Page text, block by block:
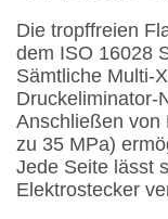
Die tropffreien
dem ISO 16028
Sämtliche Multi-
Druckeliminator-
Anschließen von
zu 35 MPa)
Jede Seite lässt
Elektrostecker